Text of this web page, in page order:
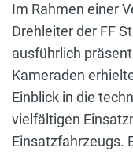
Im Rahmen einer
Drehleiter der FF
ausführlich
Kameraden
Einblick in die
vielfältigen
Einsatzfahrzeugs.